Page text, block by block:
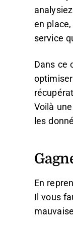
en
service
Dans ce
Voilà
les
En
Il vous